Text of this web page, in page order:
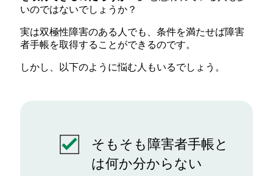
いのではないでしょうか？
実は双極性障害のある人でも、条件を満たせば障害
者手帳を取得することができるのです。
しかし、以下のように悩む人もいるでしょう。
そもそも障害者手帳と
は何か分からない